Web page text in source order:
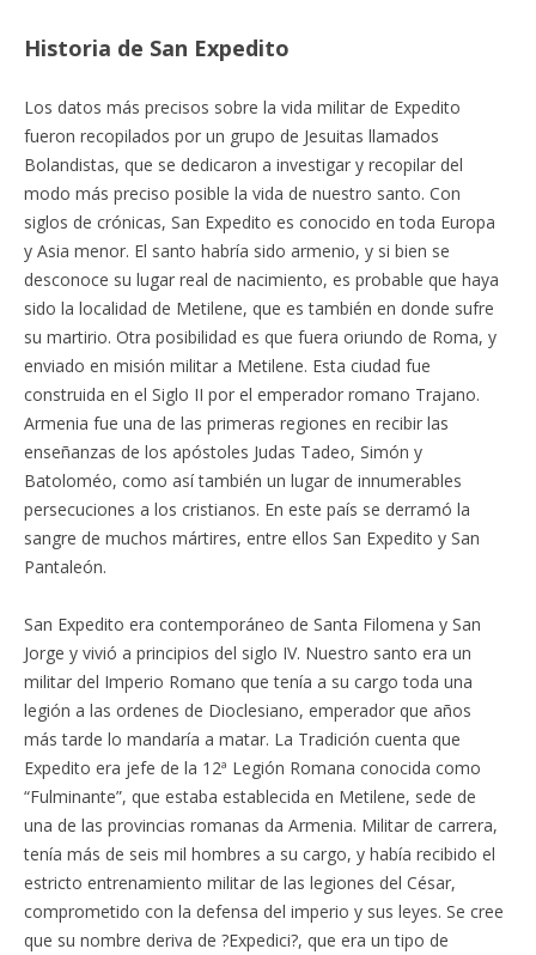
Historia de San Expedito
Los datos más precisos sobre la vida militar de Expedito
fueron recopilados por un grupo de Jesuitas llamados
Bolandistas, que se dedicaron a investigar y recopilar del
modo más preciso posible la vida de nuestro santo. Con
siglos de crónicas, San Expedito es conocido en toda Europa
y Asia menor. El santo habría sido armenio, y si bien se
desconoce su lugar real de nacimiento, es probable que haya
sido la localidad de Metilene, que es también en donde sufre
su martirio. Otra posibilidad es que fuera oriundo de Roma, y
enviado en misión militar a Metilene. Esta ciudad fue
construida en el Siglo II por el emperador romano Trajano.
Armenia fue una de las primeras regiones en recibir las
enseñanzas de los apóstoles Judas Tadeo, Simón y
Batoloméo, como así también un lugar de innumerables
persecuciones a los cristianos. En este país se derramó la
sangre de muchos mártires, entre ellos San Expedito y San
Pantaleón.
San Expedito era contemporáneo de Santa Filomena y San
Jorge y vivió a principios del siglo IV. Nuestro santo era un
militar del Imperio Romano que tenía a su cargo toda una
legión a las ordenes de Dioclesiano, emperador que años
más tarde lo mandaría a matar. La Tradición cuenta que
Expedito era jefe de la 12ª Legión Romana conocida como
“Fulminante”, que estaba establecida en Metilene, sede de
una de las provincias romanas da Armenia. Militar de carrera,
tenía más de seis mil hombres a su cargo, y había recibido el
estricto entrenamiento militar de las legiones del César,
comprometido con la defensa del imperio y sus leyes. Se cree
que su nombre deriva de ?Expedici?, que era un tipo de